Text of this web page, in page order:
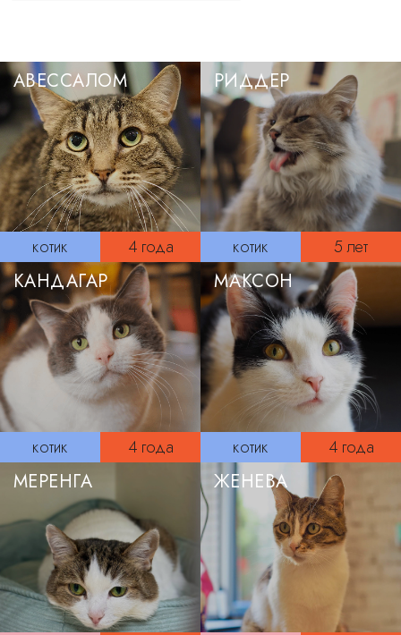
котик 4 года
АВЕССАЛОМ
котик 5 лет
РИДДЕР
котик 4 года
КАНДАГАР
котик 4 года
МАКСОН
МЕРЕНГА ЖЕНЕВА